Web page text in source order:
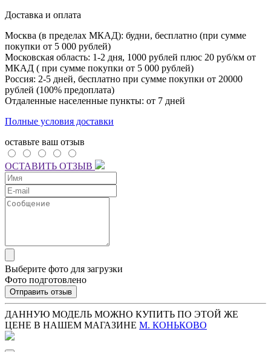
Доставка и оплата
Москва (в пределах МКАД): будни, бесплатно (при сумме
покупки от 5 000 рублей)
Московская область: 1-2 дня, 1000 рублей плюс 20 руб/км от
МКАД ( при сумме покупки от 5 000 рублей)
Россия: 2-5 дней, бесплатно при сумме покупки от 20000
рублей (100% предоплата)
Отдаленные населенные пункты: от 7 дней
Полные условия доставки
оставьте ваш отзыв
ОСТАВИТЬ ОТЗЫВ
Выберите фото для загрузки
Фото подготовлено
Отправить отзыв
ДАННУЮ МОДЕЛЬ МОЖНО КУПИТЬ ПО ЭТОЙ ЖЕ
ЦЕНЕ В НАШЕМ МАГАЗИНЕ М. КОНЬКОВО